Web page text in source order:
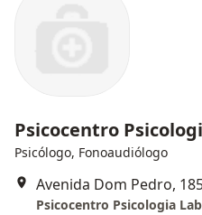
Psicocentro
Psicólogo, Fonoaudiólogo
Avenida Dom Pedro,
Psicocentro Psicologia